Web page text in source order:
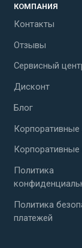
КОМПАНИЯ
Контакты
Отзывы
Сервисный
Дисконт
Блог
Корпоративные
Корпоративные
Политика
Политика
платежей